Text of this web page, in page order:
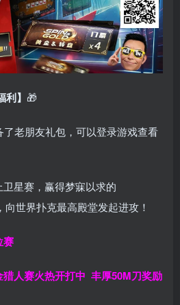
】 🎁
了老朋友礼包，可以登录游戏查看
星赛，赢得梦寐以求的
世界扑克最高殿堂发起进攻！
赛
猎人赛火热开打中 丰厚50M刀奖励